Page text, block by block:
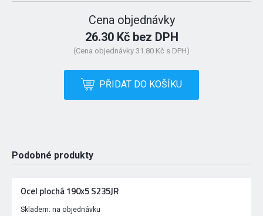
Cena objednávky
26.30 Kč bez DPH
(Cena objednávky 31.80 Kč s DPH)
PŘIDAT DO KOŠÍKU
Podobné produkty
Ocel plochá 190x5 S235JR
Skladem: na objednávku